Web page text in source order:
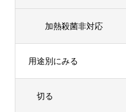
加熱殺菌非対応
用途別にみる
切る